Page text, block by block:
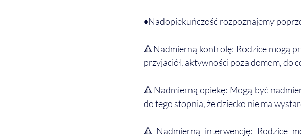
♦️Nadopiekuńczość rozpoznajemy
🔺Nadmierną kontrolę: Rodzice mogą
przyjaciół, aktywności poza domem, do
🔺Nadmierną opiekę: Mogą być
do tego stopnia, że dziecko nie ma
🔺Nadmierną interwencję: Rodzice